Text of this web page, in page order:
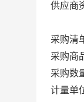
供应商
采购清
采购商
采购数
计量单